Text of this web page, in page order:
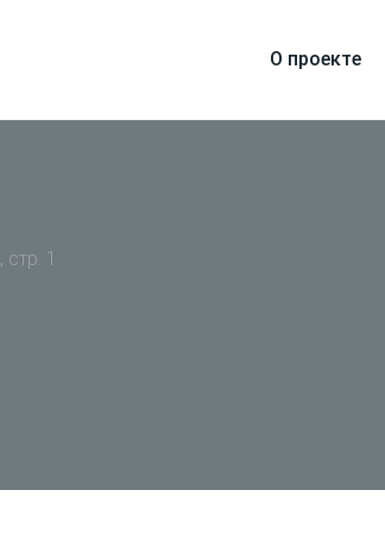
О проекте
1